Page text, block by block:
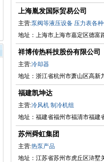
上海胤发国际贸易公司
主营:泵阀等液压设备 压力表各
地址：上海市上海市嘉定区德富
祥博传热科技股份有限公司
主营:冷却器
地址：浙江省杭州市萧山区高新
福建凯坤达
主营:冷风机 制冷机组
地址：福建省福州市福清市福建
苏州舜虹集团
主营:热泵产品
地址：江苏省苏州市虎丘区浒墅